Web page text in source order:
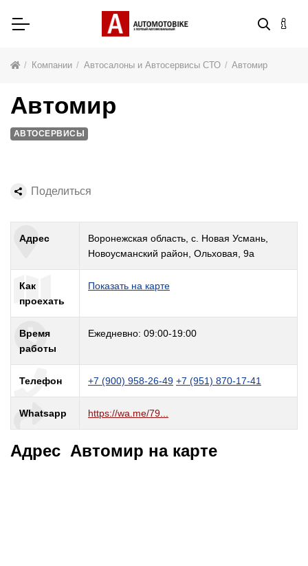
Компании Автосалоны и Автосервисы СТО Автомир
Адрес
Воронежская область, с. Новая Усмань,
Новоусманский район, Ольховая, 9а
Как
проехать
Показать на карте
Время
работы
Ежедневно: 09:00-19:00
Телефон +7 (900) 958-26-49 +7 (951) 870-17-41
Whatsapp https://wa.me/79...
Адрес Автомир на карте
Автомир
АВТОСЕРВИСЫ
Поделиться